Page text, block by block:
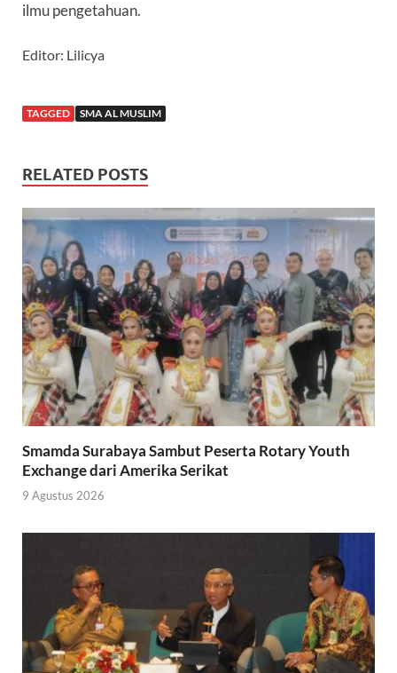
ilmu pengetahuan.
Editor: Lilicya
TAGGED SMA AL MUSLIM
RELATED POSTS
Smamda Surabaya Sambut Peserta Rotary Youth
Exchange dari Amerika Serikat
9 Agustus 2026